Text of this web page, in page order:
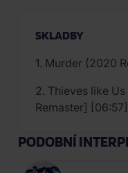
SKLADBY
1. Murder (2020
2. Thieves like
Remaster] [06:57]
PODOBNÍ